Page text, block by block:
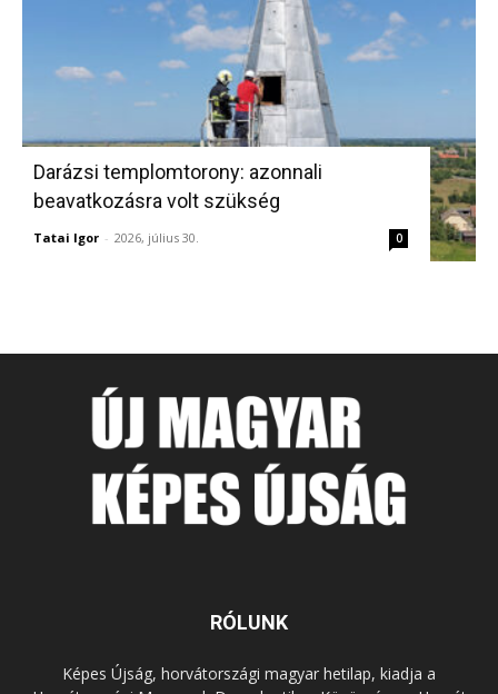
Darázsi templomtorony: azonnali
beavatkozásra volt szükség
Tatai Igor - 2026, július 30. 0
RÓLUNK
Képes Újság, horvátországi magyar hetilap, kiadja a